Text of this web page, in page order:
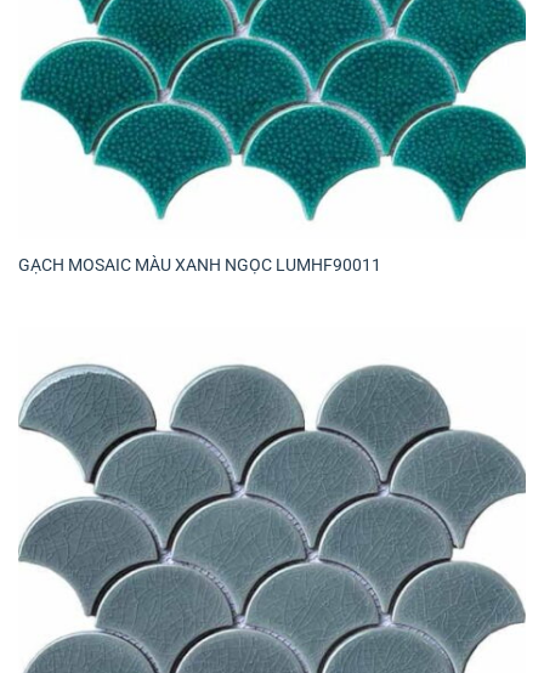
GẠCH MOSAIC MÀU XANH NGỌC LUMHF90011